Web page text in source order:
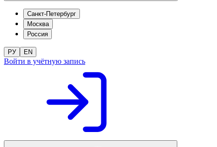
Санкт-Петербург
Москва
Россия
РУ EN
Войти в учётную запись